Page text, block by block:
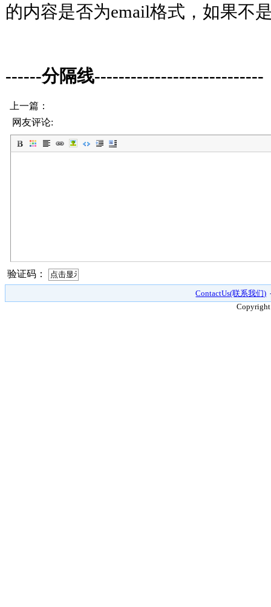
的内容是否为email格式，如果不
------分隔线----------------------------
上一篇：
网友评论:
验证码：
ContactUs(联系我们)